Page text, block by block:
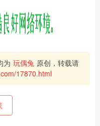
为 玩偶兔 原创，转载请
17870.html